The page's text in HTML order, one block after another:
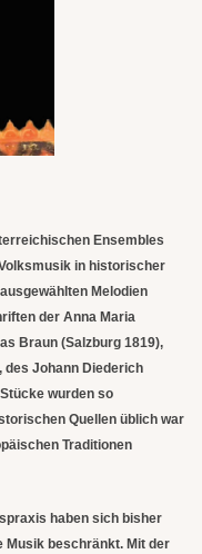
Ensembles
in historischer
Melodien
der Anna Maria
Braun (Salzburg 1819),
des Johann Diederich
wurden so
Quellen üblich war
Traditionen
haben sich bisher
Musik beschränkt. Mit der